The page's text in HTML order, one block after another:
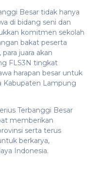
Besar tidak hanya
di bidang seni dan
komitmen sekolah
bakat peserta
juara akan
FLS3N tingkat
harapan besar untuk
Kabupaten Lampung
Terbanggi Besar
memberikan
serta terus
berkarya,
Indonesia.